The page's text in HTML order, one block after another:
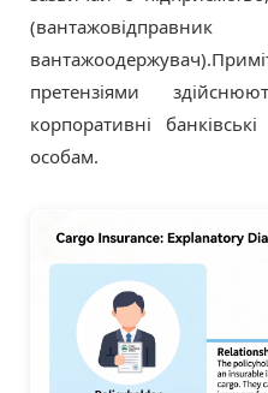
вантажоодержувач).
претензіями
корпоративні
особам.